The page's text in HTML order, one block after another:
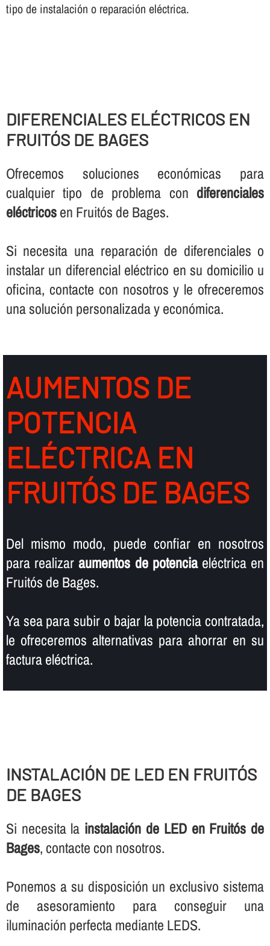
tipo de instalación o reparación eléctrica.
DIFERENCIALES ELÉCTRICOS EN
FRUITÓS DE BAGES
Ofrecemos soluciones económicas para
cualquier tipo de problema con diferenciales
eléctricosen Fruitós de Bages.
Si necesita una reparación de diferenciales o
instalar un diferencial eléctrico en su domicilio u
oficina, contacte con nosotros y le ofreceremos
una solución personalizada y económica.
AUMENTOS DE
POTENCIA
ELÉCTRICA EN
FRUITÓS DE BAGES
Del mismo modo, puede confiar en nosotros
para realizaraumentos de potenciaeléctrica en
Fruitós de Bages.
Ya sea para subir o bajar la potencia contratada,
le ofreceremos alternativas para ahorrar en su
factura eléctrica.
INSTALACIÓN DE LED EN FRUITÓS
DE BAGES
Si necesita la instalación de LED en Fruitós de
Bages, contacte con nosotros.
Ponemos a su disposición un exclusivo sistema
de asesoramiento para conseguir una
iluminación perfecta mediante LEDS.